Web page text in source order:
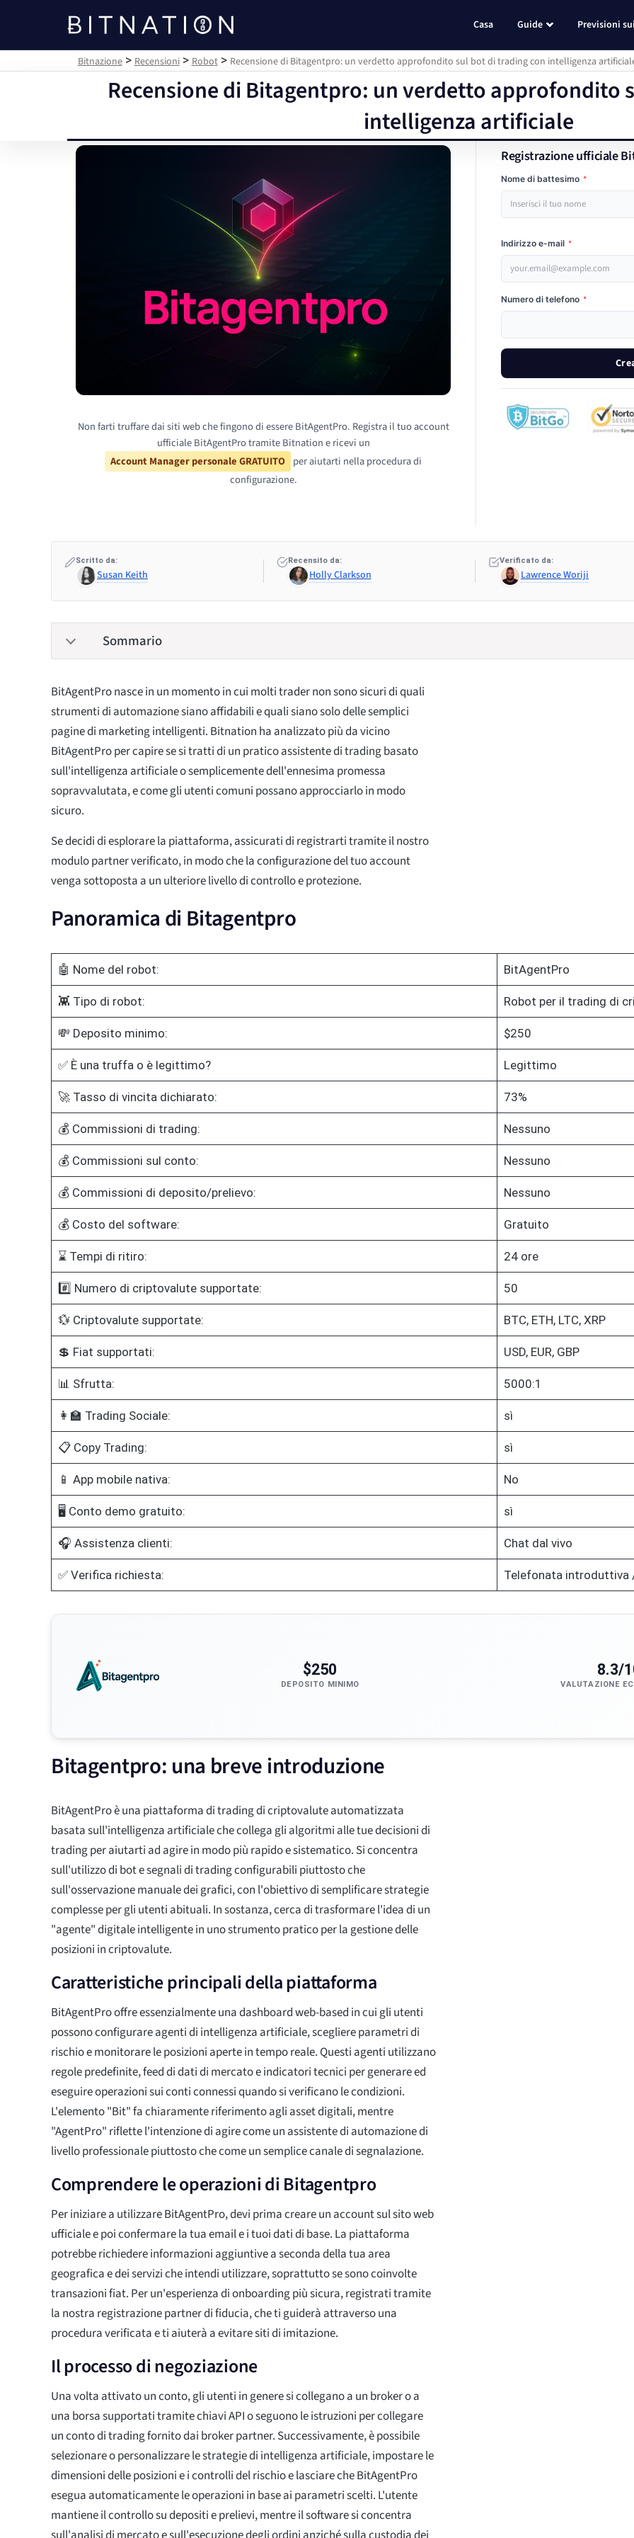
Bitnazione
Casa Guide Previsioni
Bitnazione>Recensioni>Robot> Recensione di Bitagentpro: un verdetto approfondito sul bot di trading con intelligenza
Recensione di Bitagentpro: un verdetto approfondito
intelligenza artificiale
Non farti truffare dai siti web che fingono di essere BitAgentPro. Registra il tuo account
ufficiale BitAgentPro tramite Bitnation e ricevi un
Account Manager personale GRATUITO per aiutarti nella procedura di
configurazione.
Registrazione ufficiale
Nome di battesimo *
Indirizzo e-mail *
Numero di telefono *
Scritto da:
Susan Keith
Recensito da:
Holly Clarkson
Verificato da:
Lawrence Woriji
Sommario
BitAgentPro nasce in un momento in cui molti trader non sono sicuri di quali
strumenti di automazione siano affidabili e quali siano solo delle semplici
pagine di marketing intelligenti. Bitnation ha analizzato più da vicino
BitAgentPro per capire se si tratti di un pratico assistente di trading basato
sull'intelligenza artificiale o semplicemente dell'ennesima promessa
sopravvalutata, e come gli utenti comuni possano approcciarlo in modo
sicuro.
Se decidi di esplorare la piattaforma, assicurati di registrarti tramite il nostro
modulo partner verificato, in modo che la configurazione del tuo account
venga sottoposta a un ulteriore livello di controllo e protezione.
Panoramica di Bitagentpro
🤖 Nome del robot: BitAgentPro
👾 Tipo di robot: Robot per il trading di
💸 Deposito minimo: $250
✅ È una truffa o è legittimo? Legittimo
🚀 Tasso di vincita dichiarato: 73%
💰 Commissioni di trading: Nessuno
💰 Commissioni sul conto: Nessuno
💰 Commissioni di deposito/prelievo: Nessuno
💰 Costo del software: Gratuito
⌛ Tempi di ritiro: 24 ore
#️⃣ Numero di criptovalute supportate: 50
💱 Criptovalute supportate: BTC, ETH, LTC, XRP
💲 Fiat supportati: USD, EUR, GBP
📊 Sfrutta: 5000:1
👩‍🏫 Trading Sociale: sì
📋 Copy Trading: sì
📱 App mobile nativa: No
🖥️ Conto demo gratuito: sì
🎧 Assistenza clienti: Chat dal vivo
✅ Verifica richiesta: Telefonata introduttiva
$250
DEPOSITO MINIMO
8.3/
VALUTAZIONE
Bitagentpro: una breve introduzione
BitAgentPro è una piattaforma di trading di criptovalute automatizzata
basata sull'intelligenza artificiale che collega gli algoritmi alle tue decisioni di
trading per aiutarti ad agire in modo più rapido e sistematico. Si concentra
sull'utilizzo di bot e segnali di trading configurabili piuttosto che
sull'osservazione manuale dei grafici, con l'obiettivo di semplificare strategie
complesse per gli utenti abituali. In sostanza, cerca di trasformare l'idea di un
"agente" digitale intelligente in uno strumento pratico per la gestione delle
posizioni in criptovalute.
Caratteristiche principali della piattaforma
BitAgentPro offre essenzialmente una dashboard web-based in cui gli utenti
possono configurare agenti di intelligenza artificiale, scegliere parametri di
rischio e monitorare le posizioni aperte in tempo reale. Questi agenti utilizzano
regole predefinite, feed di dati di mercato e indicatori tecnici per generare ed
eseguire operazioni sui conti connessi quando si verificano le condizioni.
L'elemento "Bit" fa chiaramente riferimento agli asset digitali, mentre
"AgentPro" riflette l'intenzione di agire come un assistente di automazione di
livello professionale piuttosto che come un semplice canale di segnalazione.
Comprendere le operazioni di Bitagentpro
Per iniziare a utilizzare BitAgentPro, devi prima creare un account sul sito web
ufficiale e poi confermare la tua email e i tuoi dati di base. La piattaforma
potrebbe richiedere informazioni aggiuntive a seconda della tua area
geografica e dei servizi che intendi utilizzare, soprattutto se sono coinvolte
transazioni fiat. Per un'esperienza di onboarding più sicura, registrati tramite
la nostra registrazione partner di fiducia, che ti guiderà attraverso una
procedura verificata e ti aiuterà a evitare siti di imitazione.
Il processo di negoziazione
Una volta attivato un conto, gli utenti in genere si collegano a un broker o a
una borsa supportati tramite chiavi API o seguono le istruzioni per collegare
un conto di trading fornito dai broker partner. Successivamente, è possibile
selezionare o personalizzare le strategie di intelligenza artificiale, impostare le
dimensioni delle posizioni e i controlli del rischio e lasciare che BitAgentPro
esegua automaticamente le operazioni in base ai parametri scelti. L'utente
mantiene il controllo su depositi e prelievi, mentre il software si concentra